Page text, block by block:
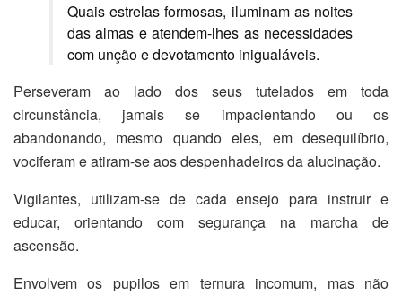
Quais estrelas formosas, iluminam as noites
das almas e atendem-lhes as necessidades
com unção e devotamento inigualáveis.
Perseveram ao lado dos seus tutelados em toda
circunstância, jamais se impacientando ou os
abandonando, mesmo quando eles, em desequilíbrio,
vociferam e atiram-se aos despenhadeiros da alucinação.
Vigilantes, utilizam-se de cada ensejo para instruir e
educar, orientando com segurança na marcha de
ascensão.
Envolvem os pupilos em ternura incomum, mas não